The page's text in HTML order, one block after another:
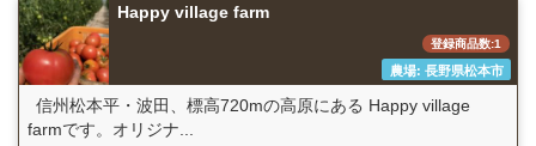
Happy village farm
登録商品数:1
農場: 長野県松本市
信州松本平・波田、標高720mの高原にある Happy village
farmです。オリジナ...